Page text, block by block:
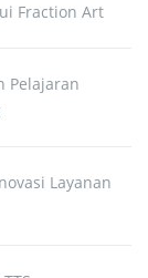
Fraction Art
Pelajaran
Layanan